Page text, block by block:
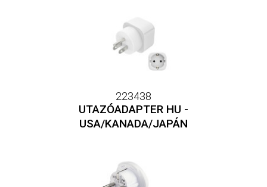
223438
UTAZÓADAPTER HU -
USA/KANADA/JAPÁN